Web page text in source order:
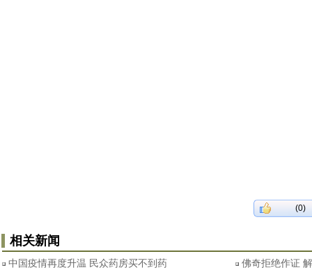
(0)
相关新闻
中国疫情再度升温 民众药房买不到药
佛奇拒绝作证